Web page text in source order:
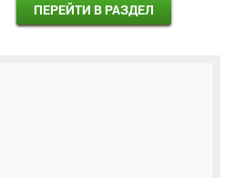
ПЕРЕЙТИ В РАЗДЕЛ